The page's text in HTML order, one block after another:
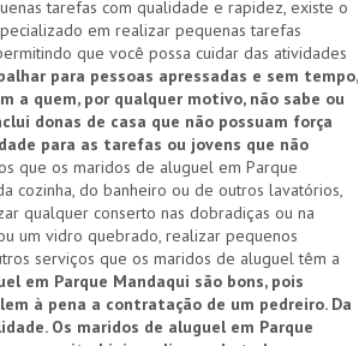
tarefas com qualidade e rapidez, existe o
em realizar pequenas tarefas
que você possa cuidar das atividades
para pessoas apressadas e sem tempo,
a quem, por qualquer motivo, não sabe ou
donas de casa que não possuam força
para as tarefas ou jovens que não
que os maridos de aluguel em Parque
cozinha, do banheiro ou de outros lavatórios,
qualquer conserto nas dobradiças ou na
um vidro quebrado, realizar pequenos
serviços que os maridos de aluguel têm a
em Parque Mandaqui são bons, pois
à pena a contratação de um pedreiro. Da
Os maridos de aluguel em Parque